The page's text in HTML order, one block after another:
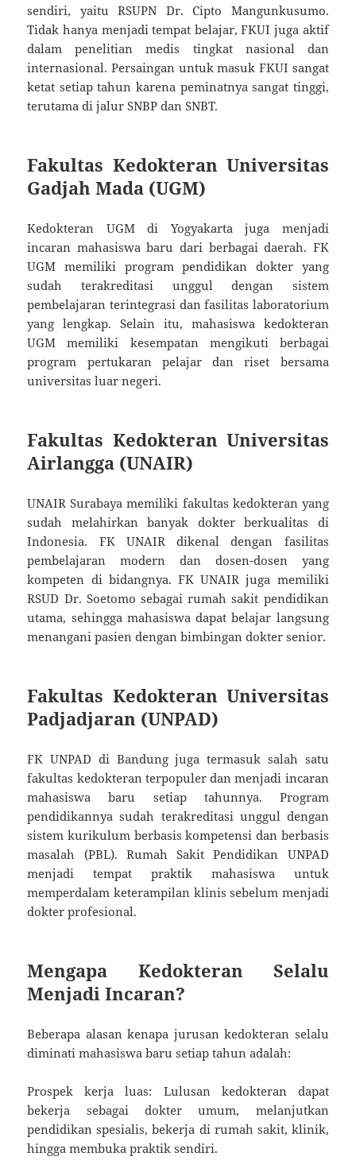
sendiri, yaitu RSUPN Dr. Cipto Mangunkusumo.
Tidak hanya menjadi tempat belajar, FKUI juga aktif
dalam penelitian medis tingkat nasional dan
internasional. Persaingan untuk masuk FKUI sangat
ketat setiap tahun karena peminatnya sangat tinggi,
terutama di jalur SNBP dan SNBT.
Fakultas Kedokteran Universitas
Gadjah Mada (UGM)
Kedokteran UGM di Yogyakarta juga menjadi
incaran mahasiswa baru dari berbagai daerah. FK
UGM memiliki program pendidikan dokter yang
sudah terakreditasi unggul dengan sistem
pembelajaran terintegrasi dan fasilitas laboratorium
yang lengkap. Selain itu, mahasiswa kedokteran
UGM memiliki kesempatan mengikuti berbagai
program pertukaran pelajar dan riset bersama
universitas luar negeri.
Fakultas Kedokteran Universitas
Airlangga (UNAIR)
UNAIR Surabaya memiliki fakultas kedokteran yang
sudah melahirkan banyak dokter berkualitas di
Indonesia. FK UNAIR dikenal dengan fasilitas
pembelajaran modern dan dosen-dosen yang
kompeten di bidangnya. FK UNAIR juga memiliki
RSUD Dr. Soetomo sebagai rumah sakit pendidikan
utama, sehingga mahasiswa dapat belajar langsung
menangani pasien dengan bimbingan dokter senior.
Fakultas Kedokteran Universitas
Padjadjaran (UNPAD)
FK UNPAD di Bandung juga termasuk salah satu
fakultas kedokteran terpopuler dan menjadi incaran
mahasiswa baru setiap tahunnya. Program
pendidikannya sudah terakreditasi unggul dengan
sistem kurikulum berbasis kompetensi dan berbasis
masalah (PBL). Rumah Sakit Pendidikan UNPAD
menjadi tempat praktik mahasiswa untuk
memperdalam keterampilan klinis sebelum menjadi
dokter profesional.
Mengapa Kedokteran Selalu
Menjadi Incaran?
Beberapa alasan kenapa jurusan kedokteran selalu
diminati mahasiswa baru setiap tahun adalah:
Prospek kerja luas: Lulusan kedokteran dapat
bekerja sebagai dokter umum, melanjutkan
pendidikan spesialis, bekerja di rumah sakit, klinik,
hingga membuka praktik sendiri.